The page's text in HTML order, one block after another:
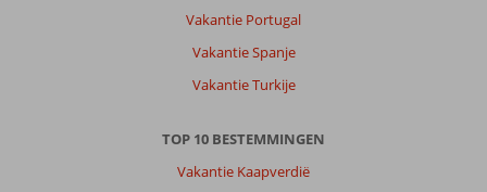
Vakantie Portugal
Vakantie Spanje
Vakantie Turkije
TOP 10 BESTEMMINGEN
Vakantie Kaapverdië